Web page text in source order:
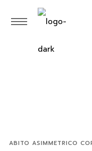
ABITO ASIMMETRICO